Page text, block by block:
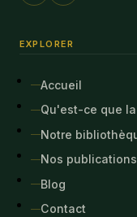
EXPLORER
Accueil
Qu'est-ce que
Notre
Nos publications
Blog
Contact